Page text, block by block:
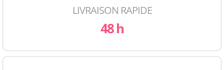
LIVRAISON RAPIDE
48 h